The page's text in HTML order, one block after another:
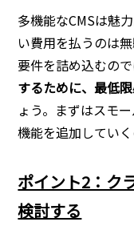
多機能なCMSは魅
い費用を払うのは
要件を詰め込むので
するために、最低
ょう。まずはスモ
機能を追加していく
ポイント2：ク
検討する